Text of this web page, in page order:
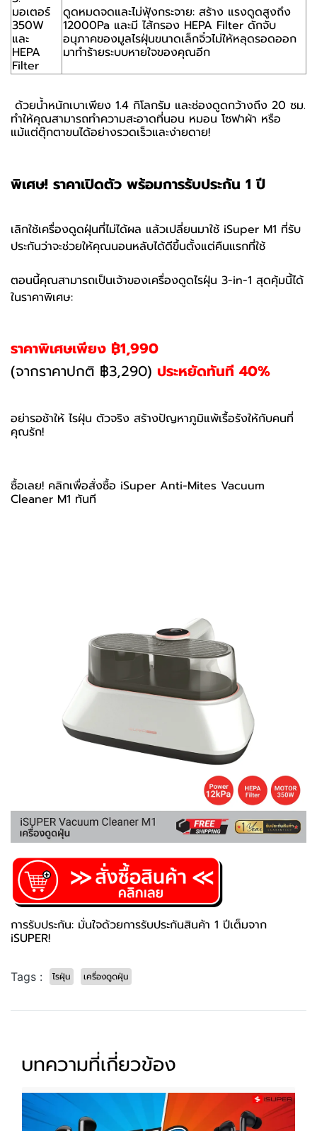
มอเตอร์
350W
และ
HEPA
Filter
ดูดหมดจดและไม่ฟุ้งกระจาย: สร้าง แรงดูดสูงถึง
12000Pa และมี ไส้กรอง HEPA Filter ดักจับ
อนุภาคของมูลไรฝุ่นขนาดเล็กจิ๋วไม่ให้หลุดรอดออก
มาทำร้ายระบบหายใจของคุณอีก
ด้วยน้ำหนักเบาเพียง 1.4 กิโลกรัม และช่องดูดกว้างถึง 20 ซม.
ทำให้คุณสามารถทำความสะอาดที่นอน หมอน โซฟาผ้า หรือ
แม้แต่ตุ๊กตาขนได้อย่างรวดเร็วและง่ายดาย!
พิเศษ! ราคาเปิดตัว พร้อมการรับประกัน 1 ปี
เลิกใช้เครื่องดูดฝุ่นที่ไม่ได้ผล แล้วเปลี่ยนมาใช้ iSuper M1 ที่รับ
ประกันว่าจะช่วยให้คุณนอนหลับได้ดีขึ้นตั้งแต่คืนแรกที่ใช้
ตอนนี้คุณสามารถเป็นเจ้าของเครื่องดูดไรฝุ่น 3-in-1 สุดคุ้มนี้ได้
ในราคาพิเศษ:
ราคาพิเศษเพียง ฿1,990
(จากราคาปกติ ฿3,290) ประหยัดทันที 40%
อย่ารอช้าให้ ไรฝุ่น ตัวจริง สร้างปัญหาภูมิแพ้เรื้อรังให้กับคนที่
คุณรัก!
ซื้อเลย! คลิกเพื่อสั่งซื้อ iSuper Anti-Mites Vacuum
Cleaner M1 ทันที
การรับประกัน: มั่นใจด้วยการรับประกันสินค้า 1 ปีเต็มจาก
iSUPER!
Tags : ไรฝุ่น เครื่องดูดฝุ่น
บทความที่เกี่ยวข้อง